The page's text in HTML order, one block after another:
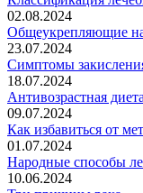
02.08.2024
Общеукрепляющие
23.07.2024
Симптомы
18.07.2024
Антивозрастная
09.07.2024
Как избавиться от
01.07.2024
Народные способы
10.06.2024